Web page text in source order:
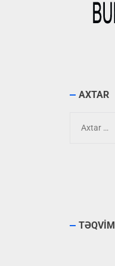
AXTAR
TƏQVİM